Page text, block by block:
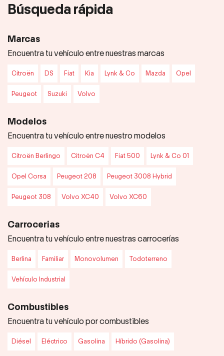
Búsqueda rápida
Marcas
Encuentra tu vehículo entre nuestras marcas
Citroën DS Fiat Kia Lynk & Co Mazda Opel
Peugeot Suzuki Volvo
Modelos
Encuentra tu vehículo entre nuestro modelos
Citroën Berlingo Citroën C4 Fiat 500 Lynk & Co 01
Opel Corsa Peugeot 208 Peugeot 3008 Hybrid
Peugeot 308 Volvo XC40 Volvo XC60
Carrocerias
Encuentra tu vehículo entre nuestras carrocerías
Berlina Familiar Monovolumen Todoterreno
Vehículo Industrial
Combustibles
Encuentra tu vehículo por combustibles
Diésel Eléctrico Gasolina Híbrido (Gasolina)